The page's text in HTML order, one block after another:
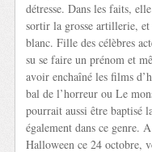
détresse. Dans les faits,
sortir la grosse artillerie,
blanc. Fille des célèbres
su se faire un prénom et
avoir enchaîné les films
bal de l’horreur ou Le
pourrait aussi être baptisé
également dans ce genre.
Halloween ce 24 octobre,